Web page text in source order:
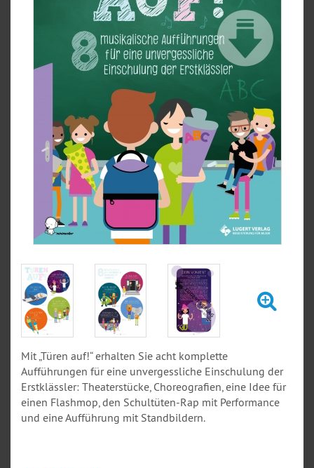
Mit „Türen auf!“ erhalten Sie acht komplette
Aufführungen für eine unvergessliche Einschulung der
Erstklässler: Theaterstücke, Choreografien, eine Idee für
einen Flashmop, den Schultüten-Rap mit Performance
und eine Aufführung mit Standbildern.